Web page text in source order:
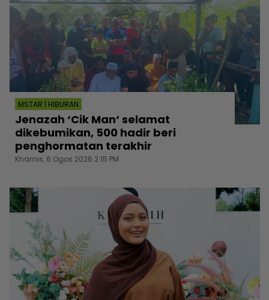
MSTAR | HIBURAN
Jenazah ‘Cik Man‘ selamat
dikebumikan, 500 hadir beri
penghormatan terakhir
Khamis, 6 Ogos 2026 2:15 PM